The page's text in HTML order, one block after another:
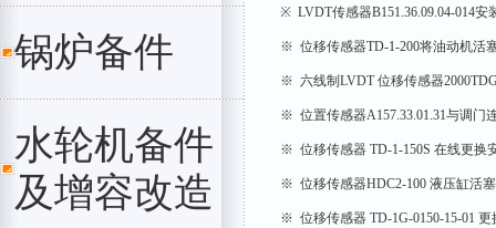
锅炉备件
水轮机备件
及增容改造
※ LVDT传感器B151.36.09.04-014安
※ 位移传感器TD-1-200将油动机活
※ 六线制LVDT 位移传感器
※ 位置传感器A157.33.01.31与调门
※ 位移传感器 TD-1-150S 在线更换
※ 位移传感器HDC2-100 液压缸活
※ 位移传感器 TD-1G-0150-15-01 更